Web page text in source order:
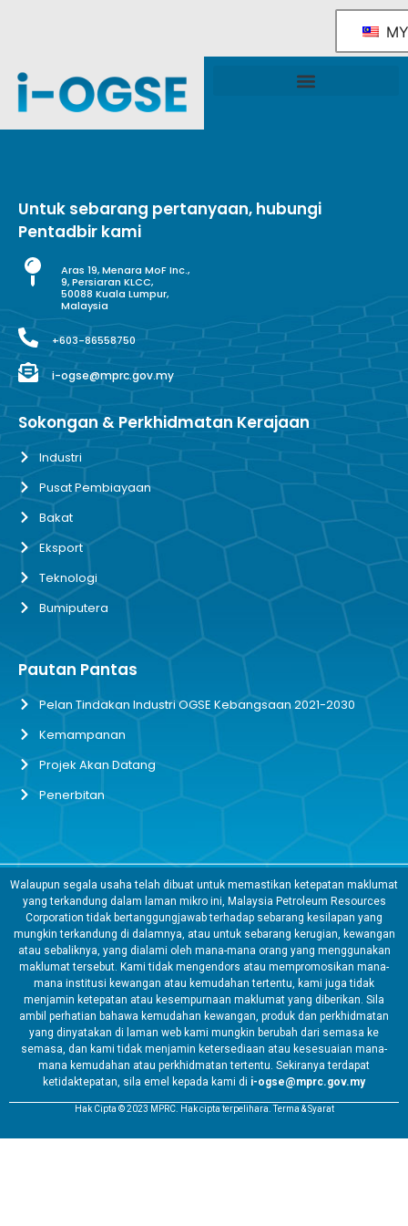
MY
Untuk sebarang pertanyaan, hubungi
Pentadbir kami
Aras 19, Menara MoF Inc.,
9, Persiaran KLCC,
50088 Kuala Lumpur,
Malaysia
+603-86558750
i-ogse@mprc.gov.my
Sokongan & Perkhidmatan Kerajaan
Industri
Pusat Pembiayaan
Bakat
Eksport
Teknologi
Bumiputera
Pautan Pantas
Pelan Tindakan Industri OGSE Kebangsaan 2021-2030
Kemampanan
Projek Akan Datang
Penerbitan
Walaupun segala usaha telah dibuat untuk memastikan ketepatan maklumat
yang terkandung dalam laman mikro ini, Malaysia Petroleum Resources
Corporation tidak bertanggungjawab terhadap sebarang kesilapan yang
mungkin terkandung di dalamnya, atau untuk sebarang kerugian, kewangan
atau sebaliknya, yang dialami oleh mana-mana orang yang menggunakan
maklumat tersebut. Kami tidak mengendors atau mempromosikan mana-
mana institusi kewangan atau kemudahan tertentu, kami juga tidak
menjamin ketepatan atau kesempurnaan maklumat yang diberikan. Sila
ambil perhatian bahawa kemudahan kewangan, produk dan perkhidmatan
yang dinyatakan di laman web kami mungkin berubah dari semasa ke
semasa, dan kami tidak menjamin ketersediaan atau kesesuaian mana-
mana kemudahan atau perkhidmatan tertentu. Sekiranya terdapat
ketidaktepatan, sila emel kepada kami di i-ogse@mprc.gov.my
Hak Cipta © 2023 MPRC. Hak cipta terpelihara. Terma & Syarat